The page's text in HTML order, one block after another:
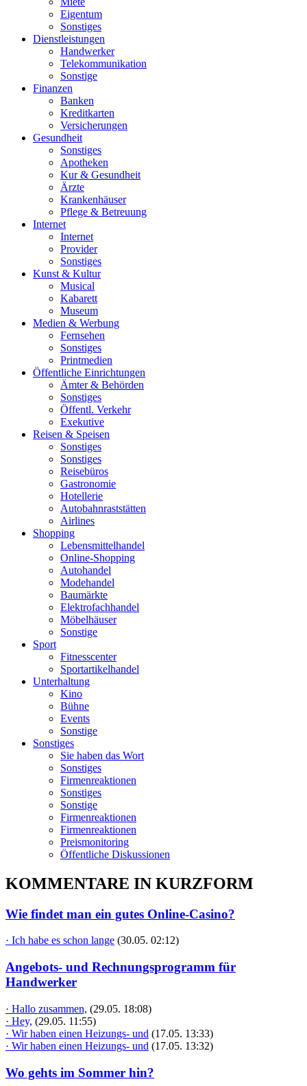
Eigentum
Sonstiges
Dienstleistungen
Handwerker
Telekommunikation
Sonstige
Finanzen
Banken
Kreditkarten
Versicherungen
Gesundheit
Sonstiges
Apotheken
Kur & Gesundheit
Ärzte
Krankenhäuser
Pflege & Betreuung
Internet
Internet
Provider
Sonstiges
Kunst & Kultur
Musical
Kabarett
Museum
Medien & Werbung
Fernsehen
Sonstiges
Printmedien
Öffentliche Einrichtungen
Ämter & Behörden
Sonstiges
Öffentl. Verkehr
Exekutive
Reisen & Speisen
Sonstiges
Sonstiges
Reisebüros
Gastronomie
Hotellerie
Autobahnraststätten
Airlines
Shopping
Lebensmittelhandel
Online-Shopping
Autohandel
Modehandel
Baumärkte
Elektrofachhandel
Möbelhäuser
Sonstige
Sport
Fitnesscenter
Sportartikelhandel
Unterhaltung
Kino
Bühne
Events
Sonstige
Sonstiges
Sie haben das Wort
Sonstiges
Firmenreaktionen
Sonstiges
Sonstige
Firmenreaktionen
Firmenreaktionen
Preismonitoring
Öffentliche Diskussionen
KOMMENTARE IN KURZFORM
Wie findet man ein gutes Online-Casino?
· Ich habe es schon lange (30.05. 02:12)
Angebots- und Rechnungsprogramm für
Handwerker
· Hallo zusammen, (29.05. 18:08)
· Hey, (29.05. 11:55)
· Wir haben einen Heizungs- und (17.05. 13:33)
· Wir haben einen Heizungs- und (17.05. 13:32)
Wo gehts im Sommer hin?